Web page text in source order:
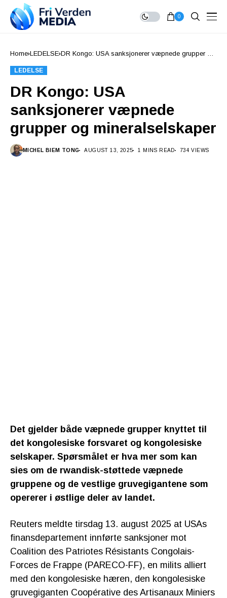
0
Home LEDELSE DR Kongo: USA sanksjonerer væpnede grupper og
LEDELSE
DR Kongo: USA
sanksjonerer væpnede
grupper og mineralselskaper
MICHEL BIEM TONG AUGUST 13, 2025 1 MINS READ 734 VIEWS
Det gjelder både væpnede grupper knyttet til
det kongolesiske forsvaret og kongolesiske
selskaper. Spørsmålet er hva mer som kan
sies om de rwandisk-støttede væpnede
gruppene og de vestlige gruvegigantene som
opererer i østlige deler av landet.
Reuters meldte tirsdag 13. august 2025 at USAs
finansdepartement innførte sanksjoner mot
Coalition des Patriotes Résistants Congolais-
Forces de Frappe (PARECO-FF), en milits alliert
med den kongolesiske hæren, den kongolesiske
gruvegiganten Coopérative des Artisanaux Miniers